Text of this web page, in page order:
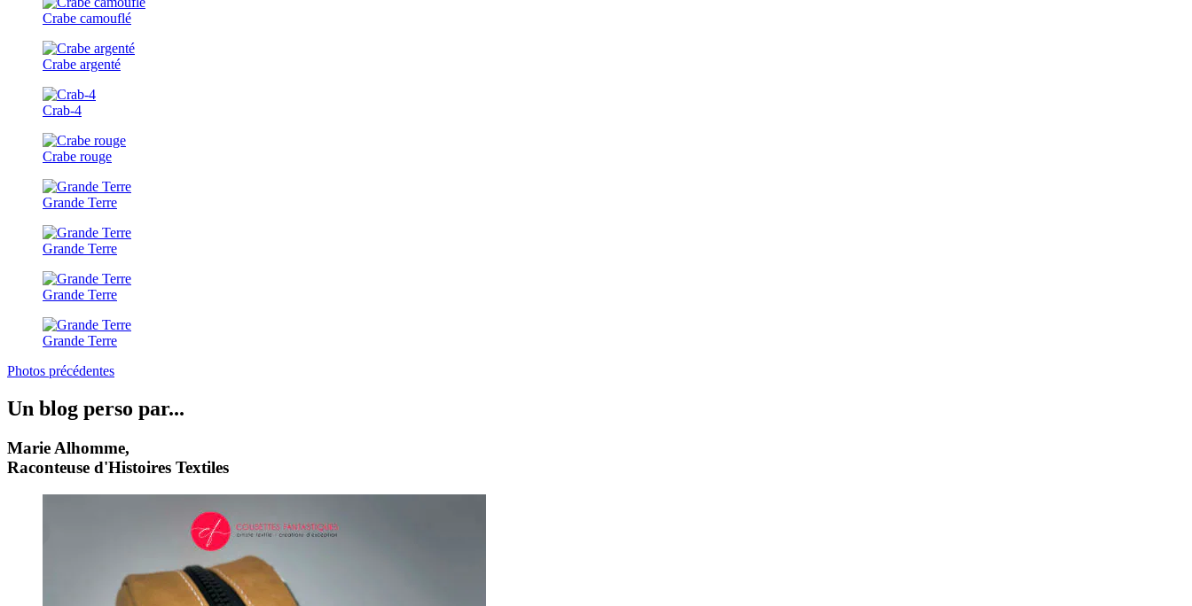
Crabe camouflé
Crabe argenté
Crab-4
Crabe rouge
Grande Terre
Grande Terre
Grande Terre
Grande Terre
Photos précédentes
Un blog perso par...
Marie Alhomme,
Raconteuse d'Histoires Textiles